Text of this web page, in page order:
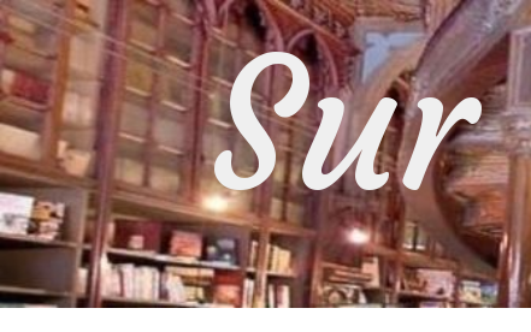
Skip
to
content